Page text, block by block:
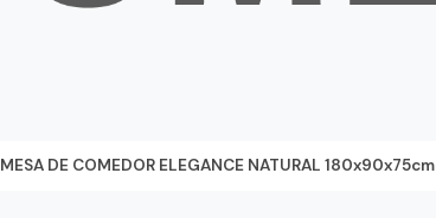
MESA DE COMEDOR ELEGANCE NATURAL 180x90x75cm